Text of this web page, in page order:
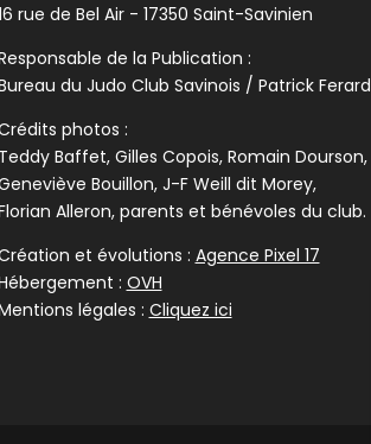
rue de Bel Air - 17350 Saint-Savinien
de la Publication :
du Judo Club Savinois / Patrick Ferard
photos :
Teddy Baffet, Gilles Copois, Romain Dourson,
Bouillon, J-F Weill dit Morey,
Alleron, parents et bénévoles du club.
et évolutions : Agence Pixel 17
: OVH
légales : Cliquez ici